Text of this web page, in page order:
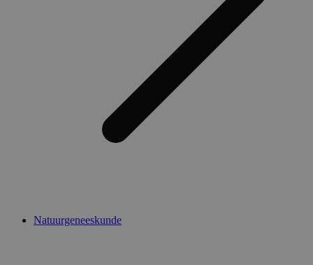
Natuurgeneeskunde